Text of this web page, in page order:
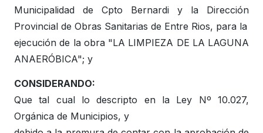
Municipalidad de Cpto Bernardi y la Dirección
Provincial de Obras Sanitarias de Entre Rios, para la
ejecución de la obra "LA LIMPIEZA DE LA LAGUNA
ANAERÓBICA"; y
CONSIDERANDO:
Que tal cual lo descripto en la Ley Nº 10.027,
Orgánica de Municipios, y